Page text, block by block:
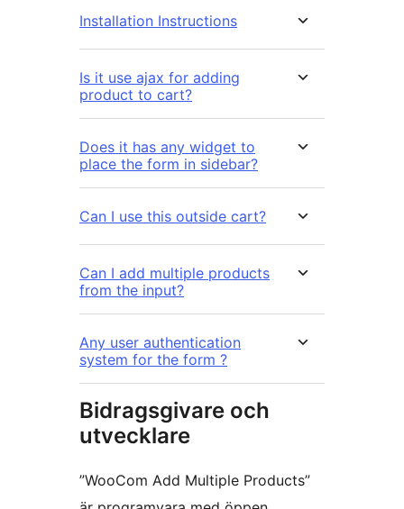
Installation Instructions
Is it use ajax for adding
product to cart?
Does it has any widget to
place the form in sidebar?
Can I use this outside cart?
Can I add multiple products
from the input?
Any user authentication
system for the form ?
Bidragsgivare och
utvecklare
”WooCom Add Multiple Products”